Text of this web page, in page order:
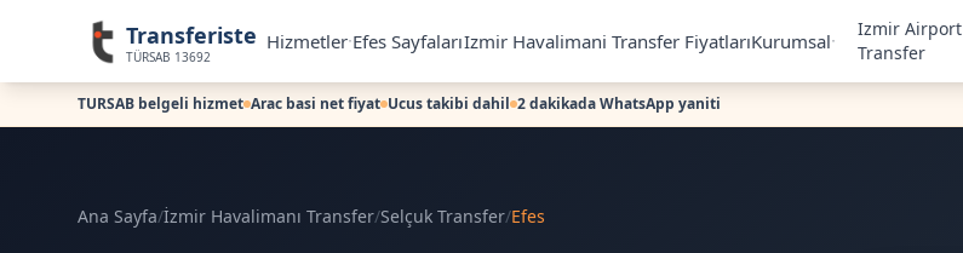
Transferiste
TÜRSAB 13692
Hizmetler Efes SayfalarıIzmir Havalimani Transfer FiyatlarıKurumsal
Izmir Airport
Transfer
TURSAB belgeli hizmet Arac basi net fiyat Ucus takibi dahil 2 dakikada WhatsApp yaniti
Ana Sayfa/İzmir Havalimanı Transfer/Selçuk Transfer/Efes